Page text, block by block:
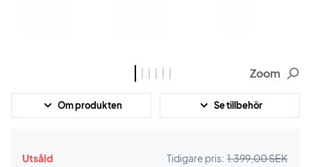
Zoom
Om produkten Se tillbehör
Utsåld Tidigare pris: 1.399,00 SEK